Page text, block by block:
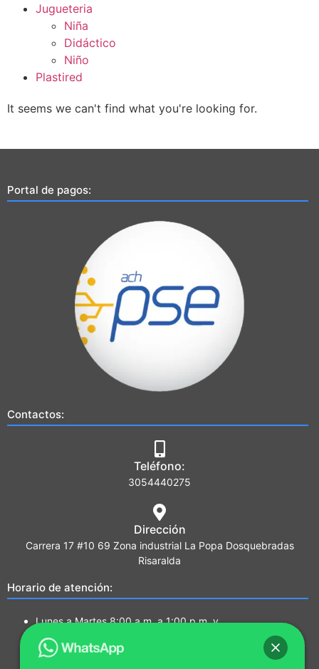
Jugueteria
Niña
Didáctico
Niño
Plastired
It seems we can't find what you're looking for.
Portal de pagos:
Contactos:
Teléfono:
3054440275
Dirección
Carrera 17 #10 69 Zona industrial La Popa Dosquebradas
Risaralda
Horario de atención:
Lunes a Martes 8:00 a.m. a 1:00 p.m. y
2:00 p.m. a 5:00 p.m.
Miércoles a Jueves 7:00a.m a 1:00 p.m. y